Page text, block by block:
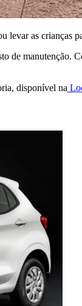
levar as crianças
disponível na